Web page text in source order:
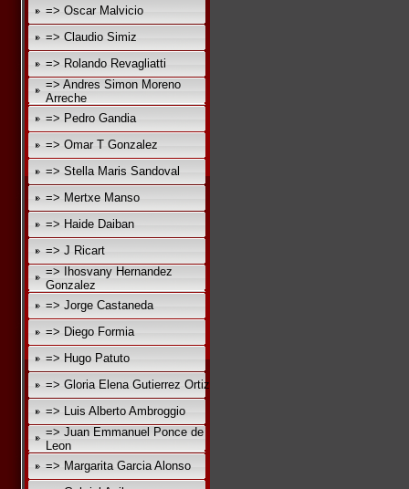
=> Oscar Malvicio
=> Claudio Simiz
=> Rolando Revagliatti
=> Andres Simon Moreno
Arreche
=> Pedro Gandia
=> Omar T Gonzalez
=> Stella Maris Sandoval
=> Mertxe Manso
=> Haide Daiban
=> J Ricart
=> Ihosvany Hernandez
Gonzalez
=> Jorge Castaneda
=> Diego Formia
=> Hugo Patuto
=> Gloria Elena Gutierrez Ortiz
=> Luis Alberto Ambroggio
=> Juan Emmanuel Ponce de
Leon
=> Margarita Garcia Alonso